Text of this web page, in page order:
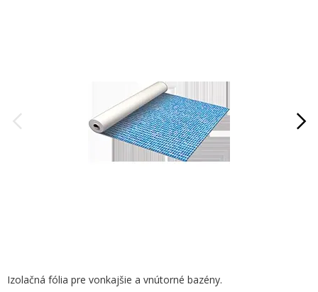
Izolačná fólia pre vonkajšie a vnútorné bazény.